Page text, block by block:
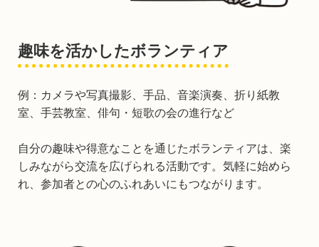
趣味を活かしたボランティア
例：カメラや写真撮影、手品、音楽演奏、折り紙教
室、手芸教室、俳句・短歌の会の進行など
自分の趣味や得意なことを通じたボランティアは、楽
しみながら交流を広げられる活動です。気軽に始めら
れ、参加者との心のふれあいにもつながります。